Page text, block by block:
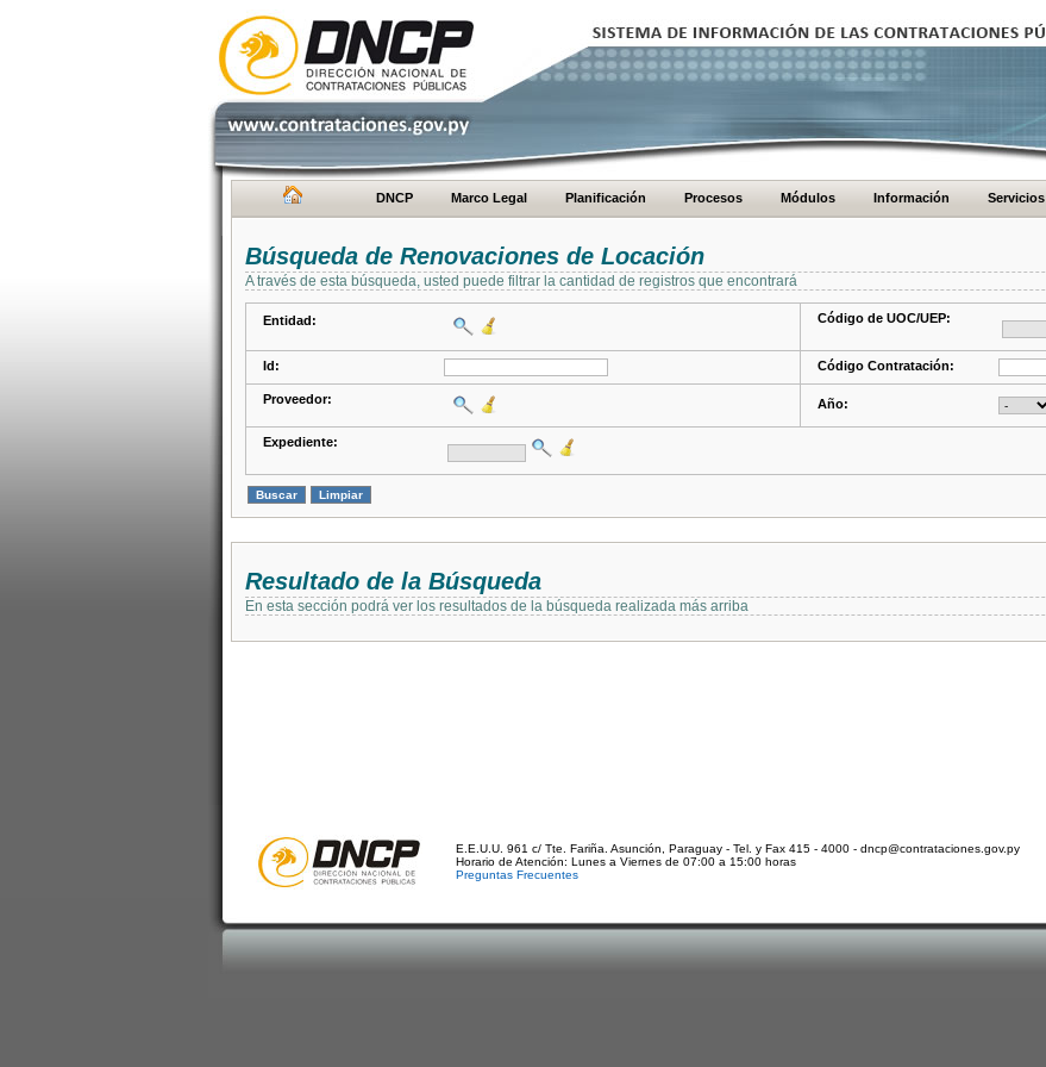
DNCP Marco Legal Planificación Procesos Módulos Información Servicios
Búsqueda de Renovaciones de Locación
A través de esta búsqueda, usted puede filtrar la cantidad de registros que encontrará
Entidad: Código de UOC/UEP:
Id: Código Contratación:
Proveedor: Año:
Expediente:
Resultado de la Búsqueda
En esta sección podrá ver los resultados de la búsqueda realizada más arriba
E.E.U.U. 961 c/ Tte. Fariña. Asunción, Paraguay - Tel. y Fax 415 - 4000 - dncp@contrataciones.gov.py
Horario de Atención: Lunes a Viernes de 07:00 a 15:00 horas
Preguntas Frecuentes